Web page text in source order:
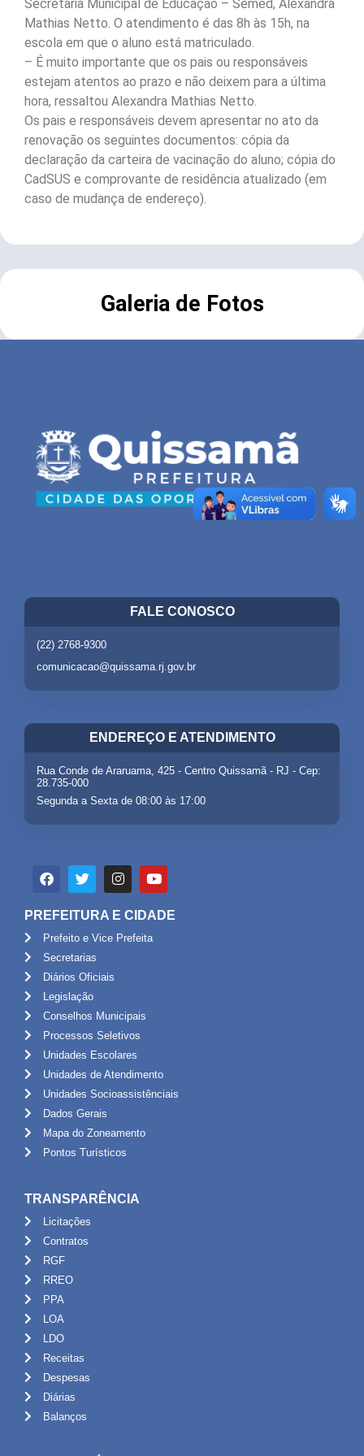
Secretaria Municipal de Educação – Semed, Alexandra
Mathias Netto. O atendimento é das 8h às 15h, na
escola em que o aluno está matriculado.
– É muito importante que os pais ou responsáveis
estejam atentos ao prazo e não deixem para a última
hora, ressaltou Alexandra Mathias Netto.
Os pais e responsáveis devem apresentar no ato da
renovação os seguintes documentos: cópia da
declaração da carteira de vacinação do aluno; cópia do
CadSUS e comprovante de residência atualizado (em
caso de mudança de endereço).
Galeria de Fotos
FALE CONOSCO
(22) 2768-9300
comunicacao@quissama.rj.gov.br
ENDEREÇO E ATENDIMENTO
Rua Conde de Araruama, 425 - Centro Quissamã - RJ - Cep:
28.735-000
Segunda a Sexta de 08:00 às 17:00
PREFEITURA E CIDADE
Prefeito e Vice Prefeita
Secretarias
Diários Oficiais
Legislação
Conselhos Municipais
Processos Seletivos
Unidades Escolares
Unidades de Atendimento
Unidades Socioassistênciais
Dados Gerais
Mapa do Zoneamento
Pontos Turísticos
TRANSPARÊNCIA
Licitações
Contratos
RGF
RREO
PPA
LOA
LDO
Receitas
Despesas
Diárias
Balanços